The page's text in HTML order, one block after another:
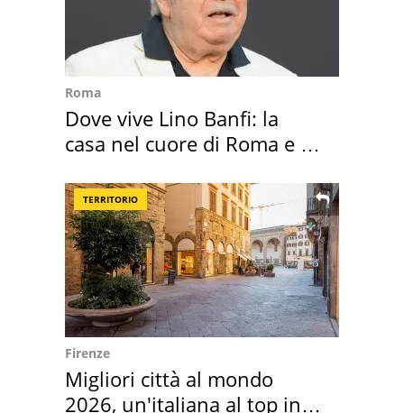
Roma
Dove vive Lino Banfi: la
casa nel cuore di Roma e i
TERRITORIO
Firenze
Migliori città al mondo
2026, un'italiana al top in